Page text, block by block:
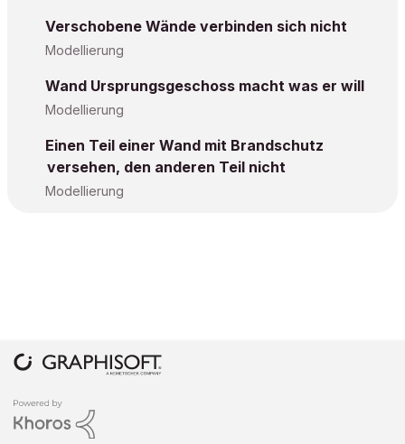
Verschobene Wände verbinden sich nicht
Modellierung
Wand Ursprungsgeschoss macht was er will
Modellierung
Einen Teil einer Wand mit Brandschutz
versehen, den anderen Teil nicht
Modellierung